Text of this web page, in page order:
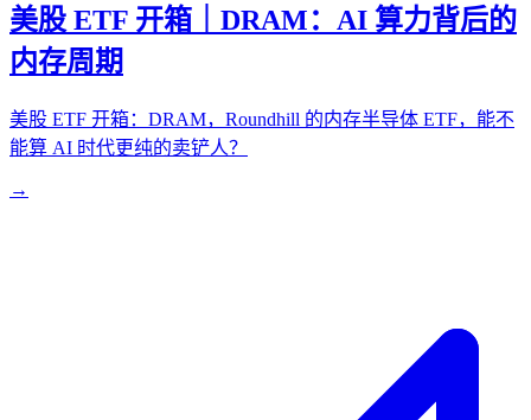
美股 ETF 开箱｜DRAM：AI 算力背后的
内存周期
美股 ETF 开箱：DRAM，Roundhill 的内存半导体 ETF，能不
能算 AI 时代更纯的卖铲人？
→